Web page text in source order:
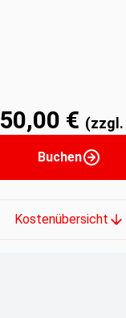
€ (zzgl.
Buchen
Kostenübersicht